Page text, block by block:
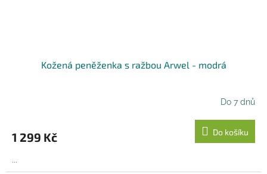
Kožená peněženka s ražbou Arwel - modrá
Do 7 dnů
1 299 Kč Do košíku
...